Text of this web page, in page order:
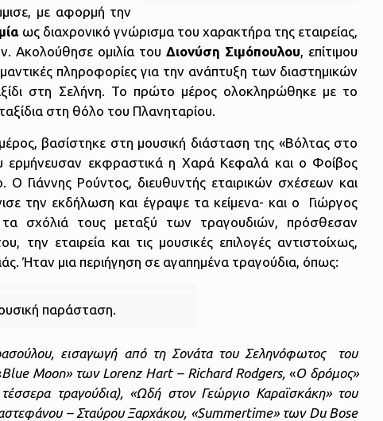
με αφορμή την
ως διαχρονικό γνώρισμα του χαρακτήρα της εταιρείας,
Ακολούθησε ομιλία τουΔιονύση Σιμόπουλου, επίτιμου
πληροφορίες για την ανάπτυξη των διαστημικών
στη Σελήνη. Το πρώτο μέρος ολοκληρώθηκε με το
στη θόλο του Πλανηταρίου.
βασίστηκε στη μουσική διάσταση της «Βόλτας στο
ερμήνευσαν εκφραστικά η Χαρά Κεφαλά και ο Φοίβος
Γιάννης Ρούντος, διευθυντής εταιρικών σχέσεων και
την εκδήλωση και έγραψε τα κείμενα- και ο Γιώργος
τα σχόλιά τους μεταξύ των τραγουδιών, πρόσθεσαν
εταιρεία και τις μουσικές επιλογές αντιστοίχως,
Ήταν μια περιήγηση σε αγαπημένα τραγούδια, όπως:
παράσταση.
εισαγωγή από τη Σονάτα του Σεληνόφωτος του
Blue Moon» των Lorenz Hart – Richard Rodgers,«Ο δρόμος»
τραγούδια), «Ωδή στον Γεώργιο Καραϊσκάκη» του
– Σταύρου Ξαρχάκου, «Summertime» των Du Bose